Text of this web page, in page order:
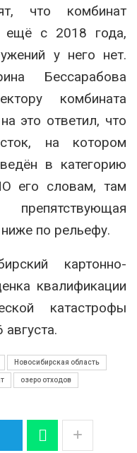
что комбинат
ещё с 2018 года,
у него нет.
Бессарабова
комбината
это ответил, что
на котором
в категорию
его словам, там
по рельефу.
картонно-
квалификации
катастрофы
Новосибирская область
озеро отходов